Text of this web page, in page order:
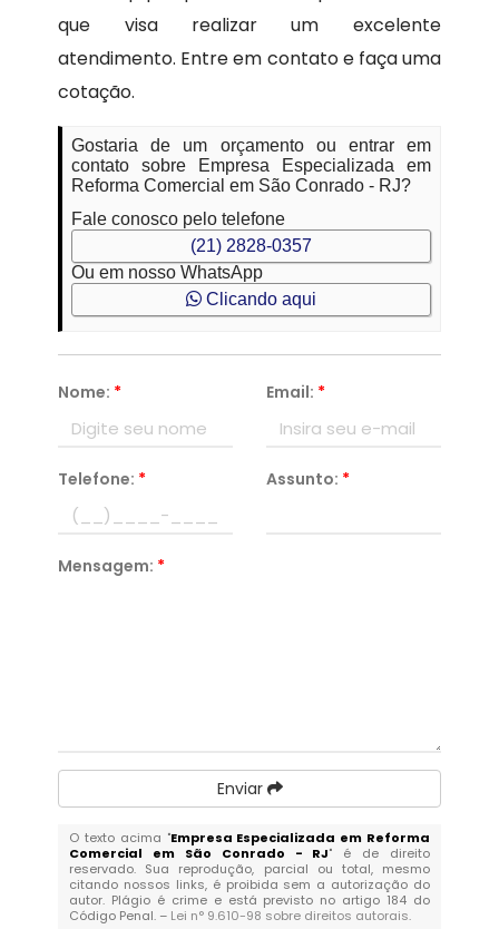
que visa realizar um excelente
atendimento. Entre em contato e faça uma
cotação.
Gostaria de um orçamento ou entrar em
contato sobre Empresa Especializada em
Reforma Comercial em São Conrado - RJ?
Fale conosco pelo telefone
(21) 2828-0357
Ou em nosso WhatsApp
Clicando aqui
Nome: * Email: *
Telefone: * Assunto: *
Mensagem: *
Enviar
O texto acima "Empresa Especializada em Reforma
Comercial em São Conrado - RJ" é de direito
reservado. Sua reprodução, parcial ou total, mesmo
citando nossos links, é proibida sem a autorização do
autor. Plágio é crime e está previsto no artigo 184 do
Código Penal. – Lei n° 9.610-98 sobre direitos autorais.